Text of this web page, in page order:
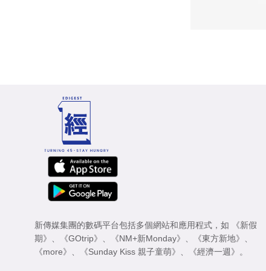
新傳媒集團的數碼平台包括多個網站和應用程式，如
《新假
期》
《GOtrip》 《NM+新Monday》 《東方新地》
《more》
《Sunday Kiss 親子童萌》 《經濟一週》 。